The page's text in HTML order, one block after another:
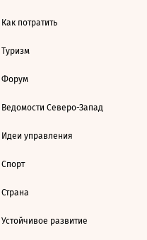
Как потратить
Туризм
Форум
Ведомости Северо-Запад
Идеи управления
Спорт
Страна
Устойчивое развитие